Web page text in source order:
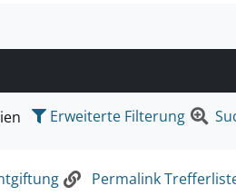
wollen.Erweiterte Filterung
Permalink